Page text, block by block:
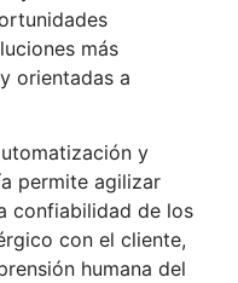
más
orientadas a
y
permite agilizar
confiabilidad de los
con el cliente,
humana del